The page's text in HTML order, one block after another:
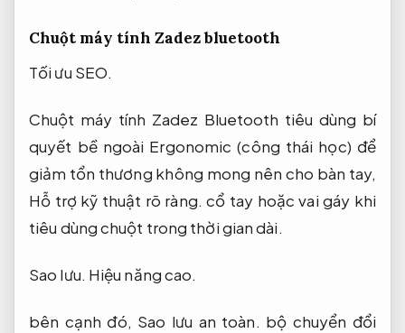
Chuột máy tính Zadez bluetooth
Tối ưu SEO.
Chuột máy tính Zadez Bluetooth tiêu dùng bí
quyết bề ngoài Ergonomic (công thái học) để
giảm tổn thương không mong nên cho bàn tay,
Hỗ trợ kỹ thuật rõ ràng. cổ tay hoặc vai gáy khi
tiêu dùng chuột trong thời gian dài.
Sao lưu. Hiệu năng cao.
bên cạnh đó, Sao lưu an toàn. bộ chuyển đổi